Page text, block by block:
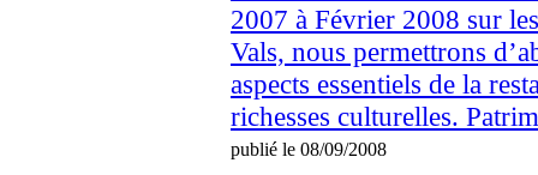
2007 à Février 2008 sur
Vals, nous permettrons
aspects essentiels de la
richesses culturelles.
publié le 08/09/2008